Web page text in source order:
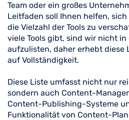
Team oder ein großes
Leitfaden soll Ihnen helfen,
die Vielzahl der Tools zu
viele Tools gibt, sind wir nicht in
aufzulisten, daher erhebt diese
auf Vollständigkeit.
Diese Liste umfasst nicht nur
sondern auch Content-
Content-Publishing-Systeme
Funktionalität von Content-